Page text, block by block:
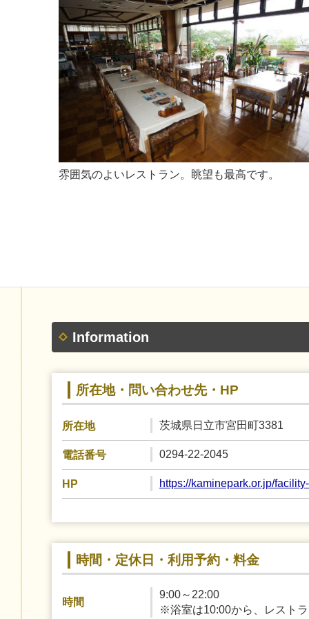
雰囲気のよいレストラン。眺望も最高です。
Information
所在地・問い合わせ先・HP
所在地 茨城県日立市宮田町3381
電話番号 0294-22-2045
HP https://kaminepark.or.jp/
時間・定休日・利用予約・料金
時間
9:00～22:00
※浴室は10:00から、レスト